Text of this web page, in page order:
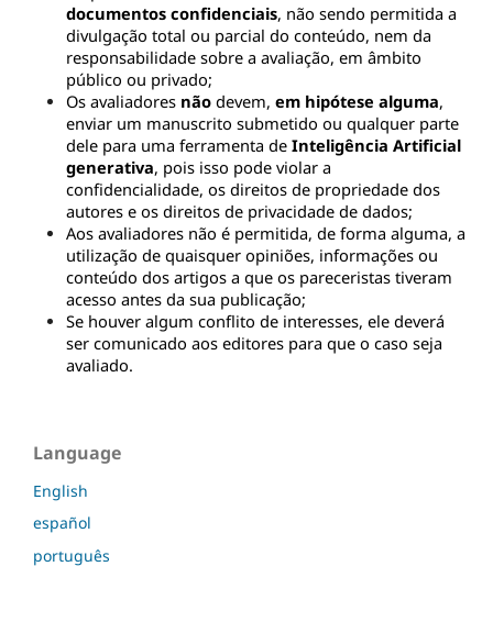
documentos confidenciais, não sendo permitida a
divulgação total ou parcial do conteúdo, nem da
responsabilidade sobre a avaliação, em âmbito
público ou privado;
Os avaliadores não devem, em hipótese alguma,
enviar um manuscrito submetido ou qualquer parte
dele para uma ferramenta de Inteligência Artificial
generativa, pois isso pode violar a
confidencialidade, os direitos de propriedade dos
autores e os direitos de privacidade de dados;
Aos avaliadores não é permitida, de forma alguma, a
utilização de quaisquer opiniões, informações ou
conteúdo dos artigos a que os pareceristas tiveram
acesso antes da sua publicação;
Se houver algum conflito de interesses, ele deverá
ser comunicado aos editores para que o caso seja
avaliado.
Language
English
español
português